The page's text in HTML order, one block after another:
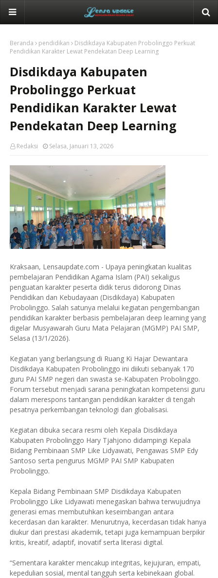
Beranda pendidikan
Disdikdaya Kabupaten Probolinggo Perkuat
Pendidikan Karakter Lewat Pendekatan Deep Learning
Disdikdaya Kabupaten
Probolinggo Perkuat
Pendidikan Karakter Lewat
Pendekatan Deep Learning
Redaksi Selasa, Januari 13, 2026
Kraksaan, Lensaupdate.com - Upaya peningkatan kualitas
pembelajaran Pendidikan Agama Islam (PAI) sekaligus
penguatan karakter peserta didik terus didorong Dinas
Pendidikan dan Kebudayaan (Disdikdaya) Kabupaten
Probolinggo. Salah satunya melalui kegiatan pengembangan
pendidikan karakter berbasis pembelajaran deep learning yang
digelar Musyawarah Guru Mata Pelajaran (MGMP) PAI SMP,
Selasa (13/1/2026).
Kegiatan yang berlangsung di Ruang Ki Hajar Dewantara
Disdikdaya Kabupaten Probolinggo ini diikuti sebanyak 170
guru PAI SMP negeri dan swasta se-Kabupaten Probolinggo.
Forum tersebut menjadi sarana peningkatan kompetensi guru
dalam merespons tantangan pendidikan karakter di tengah
pesatnya perkembangan teknologi dan globalisasi.
Kegiatan dibuka secara resmi oleh Kepala Disdikdaya
Kabupaten Probolinggo Hary Tjahjono didampingi Kepala
Bidang Pembinaan SMP Like Lidyawati, Pengawas SMP Edy
Santoso serta pengurus MGMP PAI SMP Kabupaten
Probolinggo.
Kepala Bidang Pembinaan SMP Disdikdaya Kabupaten
Probolinggo Like Lidyawati menegaskan bahwa terwujudnya
generasi emas membutuhkan keseimbangan antara
kecerdasan dan karakter. Menurutnya, kecerdasan tidak hanya
diukur dari prestasi akademik, tetapi juga kemampuan berpikir
kritis, kreatif, adaptif, inovatif serta literasi digital.
“Sementara karakter mencakup integritas, kejujuran, empati,
kepedulian sosial, mental tangguh serta kebinekaan global.